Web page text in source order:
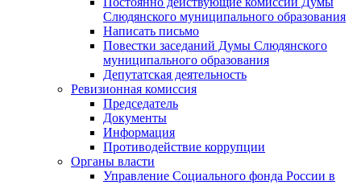
Слюдянского муниципального образования
Написать письмо
Повестки заседаний Думы Слюдянского
муниципального образования
Депутатская деятельность
Ревизионная комиссия
Председатель
Документы
Информация
Противодействие коррупции
Органы власти
Управление Социального фонда России в